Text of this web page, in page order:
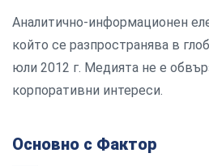
Аналитично-информационен
който се разпространява в
юли 2012 г. Медията не е
корпоративни интереси.
Основно с Фактор